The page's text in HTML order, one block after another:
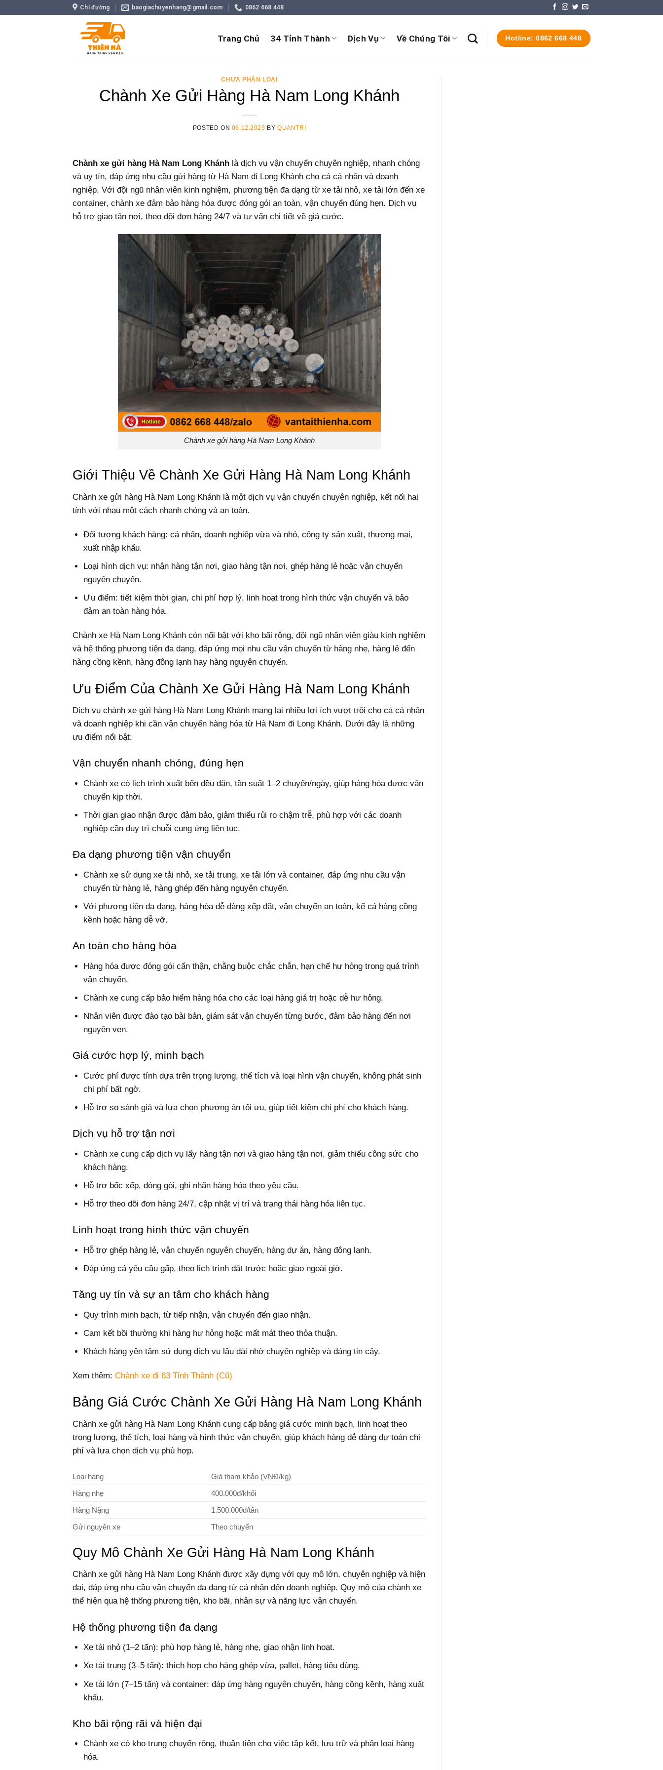
Chỉ đường baogiachuyenhang@gmail.com 0862 668 448
Trang Chủ 34 Tỉnh Thành Dịch Vụ Về Chúng Tôi Hotline: 0862 668 448
CHƯA PHÂN LOẠI
Chành Xe Gửi Hàng Hà Nam Long Khánh
POSTED ON 06.12.2025 BYQUANTRI
Chành xe gửi hàng Hà Nam Long Khánh là dịch vụ vận chuyển chuyên nghiệp, nhanh chóng
và uy tín, đáp ứng nhu cầu gửi hàng từ Hà Nam đi Long Khánh cho cả cá nhân và doanh
nghiệp. Với đội ngũ nhân viên kinh nghiệm, phương tiện đa dạng từ xe tải nhỏ, xe tải lớn đến xe
container, chành xe đảm bảo hàng hóa được đóng gói an toàn, vận chuyển đúng hẹn. Dịch vụ
hỗ trợ giao tận nơi, theo dõi đơn hàng 24/7 và tư vấn chi tiết về giá cước.
Chành xe gửi hàng Hà Nam Long Khánh
Giới Thiệu Về Chành Xe Gửi Hàng Hà Nam Long Khánh
Chành xe gửi hàng Hà Nam Long Khánh là một dịch vụ vận chuyển chuyên nghiệp, kết nối hai
tỉnh với nhau một cách nhanh chóng và an toàn.
Đối tượng khách hàng: cá nhân, doanh nghiệp vừa và nhỏ, công ty sản xuất, thương mại,
xuất nhập khẩu.
Loại hình dịch vụ: nhận hàng tận nơi, giao hàng tận nơi, ghép hàng lẻ hoặc vận chuyển
nguyên chuyến.
Ưu điểm: tiết kiệm thời gian, chi phí hợp lý, linh hoạt trong hình thức vận chuyển và bảo
đảm an toàn hàng hóa.
Chành xe Hà Nam Long Khánh còn nổi bật với kho bãi rộng, đội ngũ nhân viên giàu kinh nghiệm
và hệ thống phương tiện đa dạng, đáp ứng mọi nhu cầu vận chuyển từ hàng nhẹ, hàng lẻ đến
hàng cồng kềnh, hàng đông lạnh hay hàng nguyên chuyến.
Ưu Điểm Của Chành Xe Gửi Hàng Hà Nam Long Khánh
Dịch vụ chành xe gửi hàng Hà Nam Long Khánh mang lại nhiều lợi ích vượt trội cho cả cá nhân
và doanh nghiệp khi cần vận chuyển hàng hóa từ Hà Nam đi Long Khánh. Dưới đây là những
ưu điểm nổi bật:
Vận chuyển nhanh chóng, đúng hẹn
Chành xe có lịch trình xuất bến đều đặn, tần suất 1–2 chuyến/ngày, giúp hàng hóa được vận
chuyển kịp thời.
Thời gian giao nhận được đảm bảo, giảm thiểu rủi ro chậm trễ, phù hợp với các doanh
nghiệp cần duy trì chuỗi cung ứng liên tục.
Đa dạng phương tiện vận chuyển
Chành xe sử dụng xe tải nhỏ, xe tải trung, xe tải lớn và container, đáp ứng nhu cầu vận
chuyển từ hàng lẻ, hàng ghép đến hàng nguyên chuyến.
Với phương tiện đa dạng, hàng hóa dễ dàng xếp đặt, vận chuyển an toàn, kể cả hàng cồng
kềnh hoặc hàng dễ vỡ.
An toàn cho hàng hóa
Hàng hóa được đóng gói cẩn thận, chằng buộc chắc chắn, hạn chế hư hỏng trong quá trình
vận chuyển.
Chành xe cung cấp bảo hiểm hàng hóa cho các loại hàng giá trị hoặc dễ hư hỏng.
Nhân viên được đào tạo bài bản, giám sát vận chuyển từng bước, đảm bảo hàng đến nơi
nguyên vẹn.
Giá cước hợp lý, minh bạch
Cước phí được tính dựa trên trọng lượng, thể tích và loại hình vận chuyển, không phát sinh
chi phí bất ngờ.
Hỗ trợ so sánh giá và lựa chọn phương án tối ưu, giúp tiết kiệm chi phí cho khách hàng.
Dịch vụ hỗ trợ tận nơi
Chành xe cung cấp dịch vụ lấy hàng tận nơi và giao hàng tận nơi, giảm thiểu công sức cho
khách hàng.
Hỗ trợ bốc xếp, đóng gói, ghi nhãn hàng hóa theo yêu cầu.
Hỗ trợ theo dõi đơn hàng 24/7, cập nhật vị trí và trạng thái hàng hóa liên tục.
Linh hoạt trong hình thức vận chuyển
Hỗ trợ ghép hàng lẻ, vận chuyển nguyên chuyến, hàng dự án, hàng đông lạnh.
Đáp ứng cả yêu cầu gấp, theo lịch trình đặt trước hoặc giao ngoài giờ.
Tăng uy tín và sự an tâm cho khách hàng
Quy trình minh bạch, từ tiếp nhận, vận chuyển đến giao nhận.
Cam kết bồi thường khi hàng hư hỏng hoặc mất mát theo thỏa thuận.
Khách hàng yên tâm sử dụng dịch vụ lâu dài nhờ chuyên nghiệp và đáng tin cậy.
Xem thêm: Chành xe đi 63 Tỉnh Thành (Cũ)
Bảng Giá Cước Chành Xe Gửi Hàng Hà Nam Long Khánh
Chành xe gửi hàng Hà Nam Long Khánh cung cấp bảng giá cước minh bạch, linh hoạt theo
trọng lượng, thể tích, loại hàng và hình thức vận chuyển, giúp khách hàng dễ dàng dự toán chi
phí và lựa chọn dịch vụ phù hợp.
Loại hàng
Giá tham khảo (VNĐ/kg)
Hàng nhẹ
400.000đ/khối
Hàng Nặng
1.500.000đ/tấn
Gửi nguyên xe
Theo chuyến
Quy Mô Chành Xe Gửi Hàng Hà Nam Long Khánh
Chành xe gửi hàng Hà Nam Long Khánh được xây dựng với quy mô lớn, chuyên nghiệp và hiện
đại, đáp ứng nhu cầu vận chuyển đa dạng từ cá nhân đến doanh nghiệp. Quy mô của chành xe
thể hiện qua hệ thống phương tiện, kho bãi, nhân sự và năng lực vận chuyển.
Hệ thống phương tiện đa dạng
Xe tải nhỏ (1–2 tấn): phù hợp hàng lẻ, hàng nhẹ, giao nhận linh hoạt.
Xe tải trung (3–5 tấn): thích hợp cho hàng ghép vừa, pallet, hàng tiêu dùng.
Xe tải lớn (7–15 tấn) và container: đáp ứng hàng nguyên chuyến, hàng cồng kềnh, hàng xuất
khẩu.
Kho bãi rộng rãi và hiện đại
Chành xe có kho trung chuyển rộng, thuận tiện cho việc tập kết, lưu trữ và phân loại hàng
hóa.